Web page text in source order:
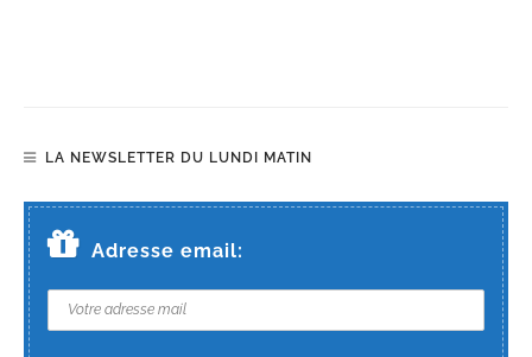
LA NEWSLETTER DU LUNDI MATIN
Adresse email: